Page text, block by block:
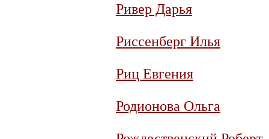
Ривер Дарья
Риссенберг Илья
Риц Евгения
Родионова Ольга